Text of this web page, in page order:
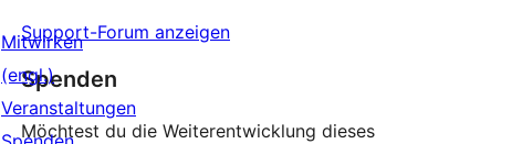
Support-Forum anzeigen
Spenden
Möchtest du die Weiterentwicklung dieses
Mitwirken
(engl.)
Veranstaltungen